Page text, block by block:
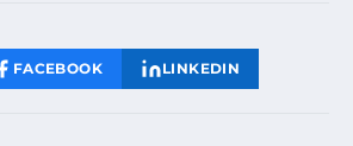
FACEBOOK LINKEDIN